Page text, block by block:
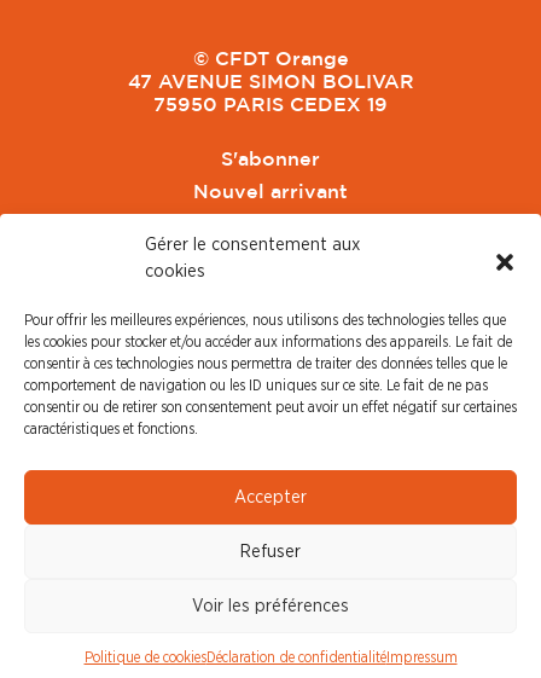
Gérer le consentement aux
cookies
Pour offrir les meilleures expériences, nous utilisons des technologies telles que
les cookies pour stocker et/ou accéder aux informations des appareils. Le fait de
consentir à ces technologies nous permettra de traiter des données telles que le
comportement de navigation ou les ID uniques sur ce site. Le fait de ne pas
consentir ou de retirer son consentement peut avoir un effet négatif sur certaines
caractéristiques et fonctions.
Accepter
Refuser
Voir les préférences
Politique de cookiesDéclaration de confidentialitéImpressum
© CFDT Orange
47 AVENUE SIMON BOLIVAR
75950 PARIS CEDEX 19
S'abonner
Nouvel arrivant
CFDT Cadres
CFDT Retraités
L'UFFA
PRESSE
Communiqué de Presse
Revue de Presse
© CFDT Orange | Mentions Légales |
Protection des